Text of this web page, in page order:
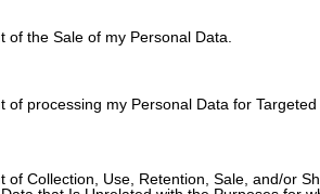
of the Sale of my Personal Data.
of processing my Personal Data for Targeted
of Collection, Use, Retention, Sale, and/or